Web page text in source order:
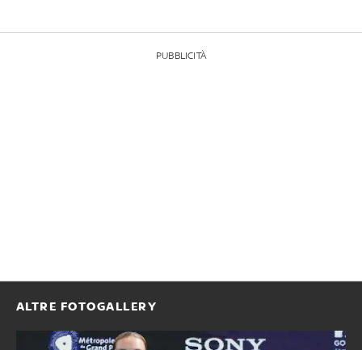
PUBBLICITÀ
ALTRE FOTOGALLERY